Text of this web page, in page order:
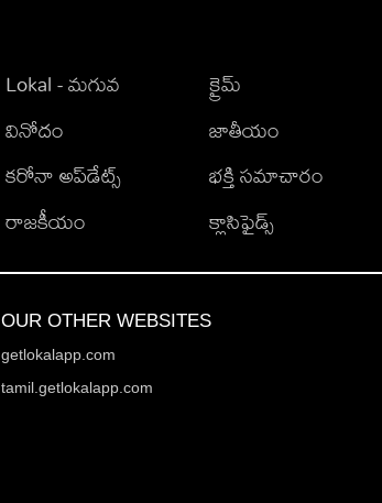
Lokal - మగువ
వినోదం
కరోనా అప్‌డేట్స్
రాజకీయం
క్రైమ్
జాతీయం
భక్తి సమాచారం
క్లాసిఫైడ్స్
OUR OTHER WEBSITES
getlokalapp.com
tamil.getlokalapp.com